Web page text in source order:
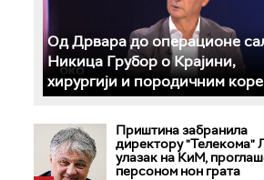
Од Дрвара до операционе
Никица Грубор о Крајини,
хирургији и породичним
Приштина забранила
директору "Телекома"
улазак на КиМ,
персоном нон грата